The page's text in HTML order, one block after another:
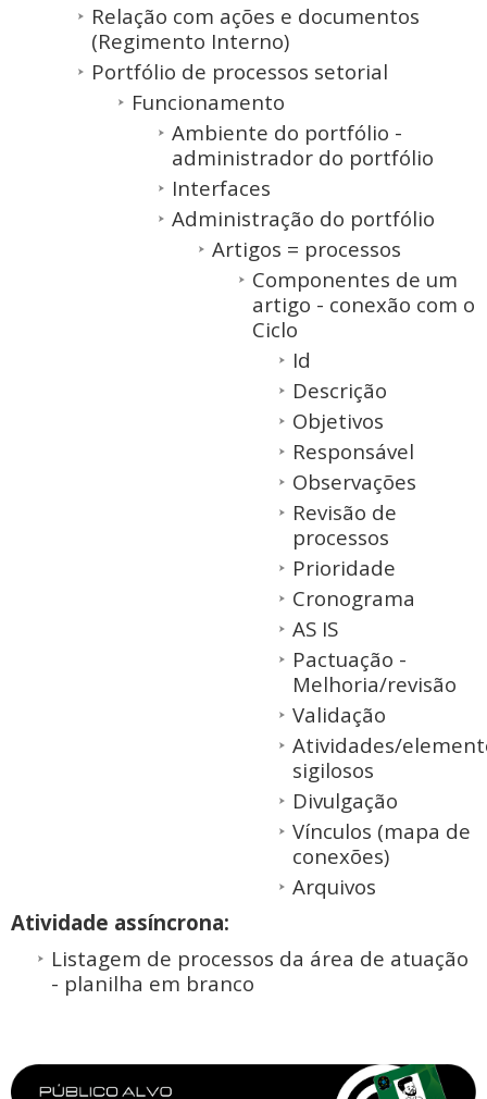
Relação com ações e documentos
(Regimento Interno)
Portfólio de processos setorial
Funcionamento
Ambiente do portfólio -
administrador do portfólio
Interfaces
Administração do portfólio
Artigos = processos
Componentes de um
artigo - conexão com o
Ciclo
Id
Descrição
Objetivos
Responsável
Observações
Revisão de
processos
Prioridade
Cronograma
AS IS
Pactuação -
Melhoria/revisão
Validação
Atividades/
sigilosos
Divulgação
Vínculos (mapa de
conexões)
Arquivos
Atividade assíncrona:
Listagem de processos da área de atuação
- planilha em branco